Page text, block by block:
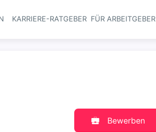
Haupt-Navigation
KARRIERE-RATGEBER FÜR ARBEITGEBER
Bewerben